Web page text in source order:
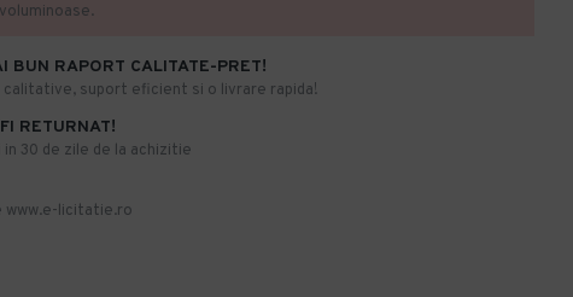
BUN RAPORT CALITATE-PRET!
calitative, suport eficient si o livrare rapida!
RETURNAT!
30 de zile de la achizitie
www.e-licitatie.ro